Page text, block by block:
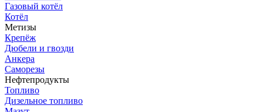
Газовый котёл
Котёл
Метизы
Крепёж
Дюбели и гвозди
Анкера
Саморезы
Нефтепродукты
Топливо
Дизельное топливо